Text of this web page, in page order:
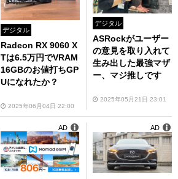
デジタル
Radeon RX 9060 X
Tは6.5万円でVRAM
16GBのお値打ちGP
Uになれたか？
2025年06月04日 22:00
デジタル
ASRockがユーザー
の意見を取り入れて
生み出した最強マザ
ー、マジ推しです
2025年05月21日 23:01
AD AD